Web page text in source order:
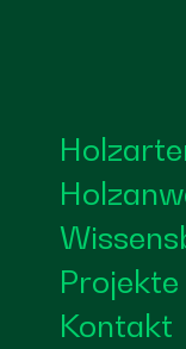
Projekte
Kontakt